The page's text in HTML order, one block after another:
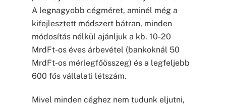
A legnagyobb cégméret, aminél még a
kifejlesztett módszert bátran, minden
módosítás nélkül ajánljuk a kb. 10-20
MrdFt-os éves árbevétel (bankoknál 50
MrdFt-os mérlegfőösszeg) és a legfeljebb
600 fős vállalati létszám.
Mivel minden céghez nem tudunk eljutni,